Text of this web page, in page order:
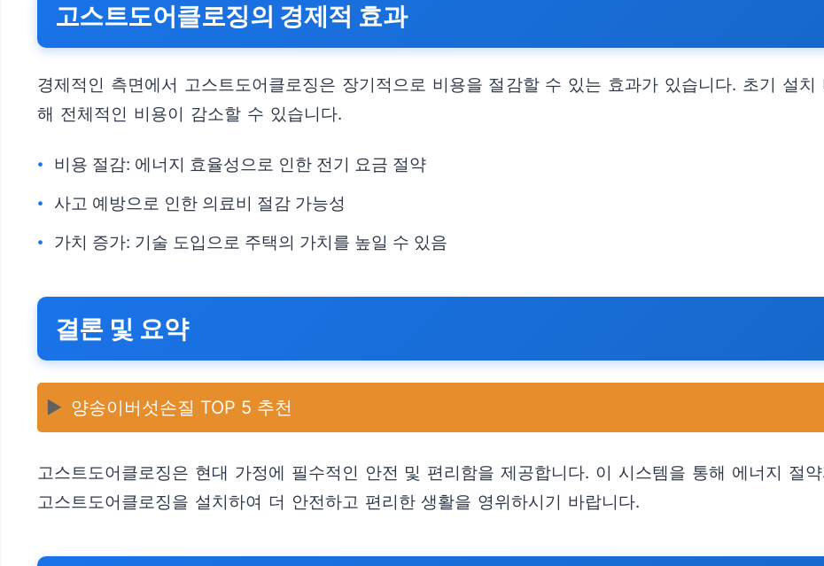
고스트도어클로징의 경제적 효과
경제적인 측면에서 고스트도어클로징은 장기적으로 비용을 절감할 수 있는 효과가 있습니다. 초기 설
해 전체적인 비용이 감소할 수 있습니다.
비용 절감: 에너지 효율성으로 인한 전기 요금 절약
사고 예방으로 인한 의료비 절감 가능성
가치 증가: 기술 도입으로 주택의 가치를 높일 수 있음
결론 및 요약
▶️ 양송이버섯손질 TOP 5 추천
고스트도어클로징은 현대 가정에 필수적인 안전 및 편리함을 제공합니다. 이 시스템을 통해 에너지 절
고스트도어클로징을 설치하여 더 안전하고 편리한 생활을 영위하시기 바랍니다.